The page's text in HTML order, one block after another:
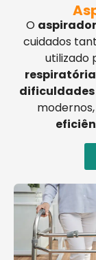
O
cuidados
utilizado